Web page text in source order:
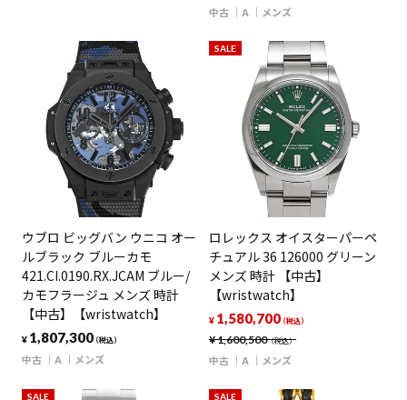
中古 A メンズ
ウブロ ビッグバン ウニコ オー
ルブラック ブルーカモ
421.CI.0190.RX.JCAM ブルー/
カモフラージュ メンズ 時計
【中古】【wristwatch】
¥ 1,807,300（税込）
中古 A メンズ
SALE
ロレックス オイスターパーペ
チュアル 36 126000 グリーン
メンズ 時計 【中古】
【wristwatch】
¥1,600,500（税込）
¥ 1,580,700（税込）
中古 A メンズ
SALE SALE